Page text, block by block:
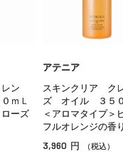
ン
ｍＬ
ーズ
アテニア
スキンクリア ク
ズ オイル ３５
＜アロマタイプ＞
フルオレンジの香
3,960 円 （税込）